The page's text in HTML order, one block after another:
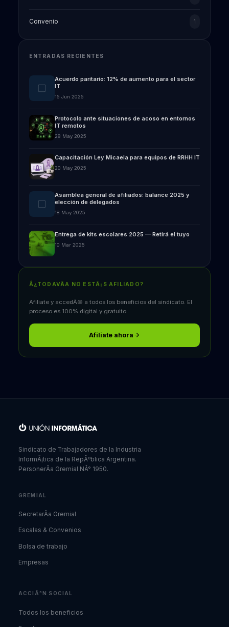
Convenio 1
ENTRADAS RECIENTES
Acuerdo paritario: 12% de aumento para el sector
IT
15 Jun 2025
Protocolo ante situaciones de acoso en entornos
IT remotos
28 May 2025
Capacitación Ley Micaela para equipos de RRHH IT
20 May 2025
Asamblea general de afiliados: balance 2025 y
elección de delegados
18 May 2025
Entrega de kits escolares 2025 — Retirá el tuyo
10 Mar 2025
Â¿TODAVÃ­A NO ESTÃ¡S AFILIADO?
Afiliate y accedÃ© a todos los beneficios del sindicato. El
proceso es 100% digital y gratuito.
Afiliate ahora
Sindicato de Trabajadores de la Industria
InformÃ¡tica de la RepÃºblica Argentina.
PersonerÃ­a Gremial NÂ° 1950.
GREMIAL
SecretarÃ­a Gremial
Escalas & Convenios
Bolsa de trabajo
Empresas
ACCIÃ³N SOCIAL
Todos los beneficios